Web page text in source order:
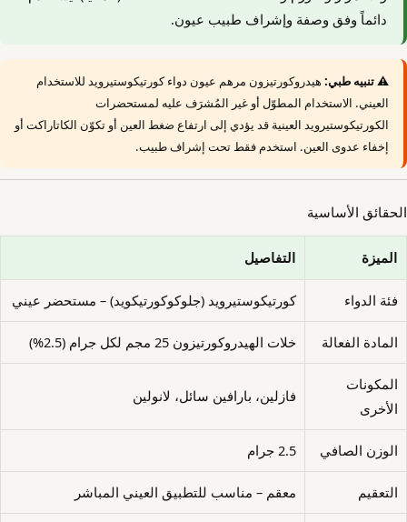
دائماً وفق وصفة وإشراف طبيب عيون.
⚠️ تنبيه طبي: هيدروكورتيزون مرهم عيون دواء كورتيكوستيرويد للاستخدام
العيني. الاستخدام المطوّل أو غير المُشرَف عليه لمستحضرات
الكورتيكوستيرويد العينية قد يؤدي إلى ارتفاع ضغط العين أو تكوّن الكاتاراكت أو
إخفاء عدوى العين. استخدم فقط تحت إشراف طبيب.
الحقائق الأساسية
الميزة التفاصيل
فئة الدواء كورتيكوستيرويد (جلوكوكورتيكويد) – مستحضر عيني
المادة الفعالة خلات الهيدروكورتيزون 25 مجم لكل جرام (2.5%)
المكونات
الأخرى
فازلين، بارافين سائل، لانولين
الوزن الصافي 2.5 جرام
التعقيم معقم – مناسب للتطبيق العيني المباشر